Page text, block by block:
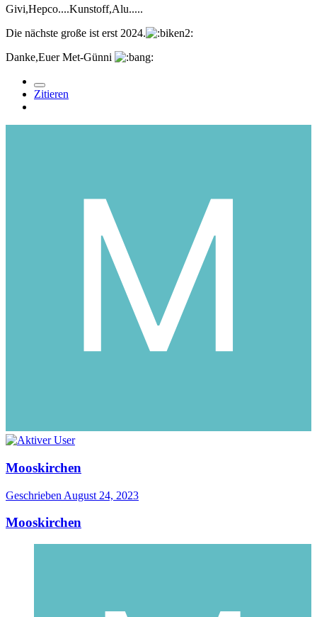
Givi,Hepco....Kunstoff,Alu.....
Die nächste große ist erst 2024.
Danke,Euer Met-Günni
Zitieren
Mooskirchen
Geschrieben August 24, 2023
Mooskirchen